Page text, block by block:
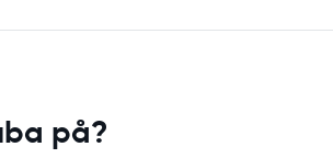
på?